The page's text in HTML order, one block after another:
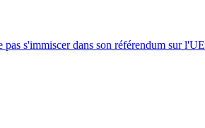
s'immiscer dans son référendum sur l'UE